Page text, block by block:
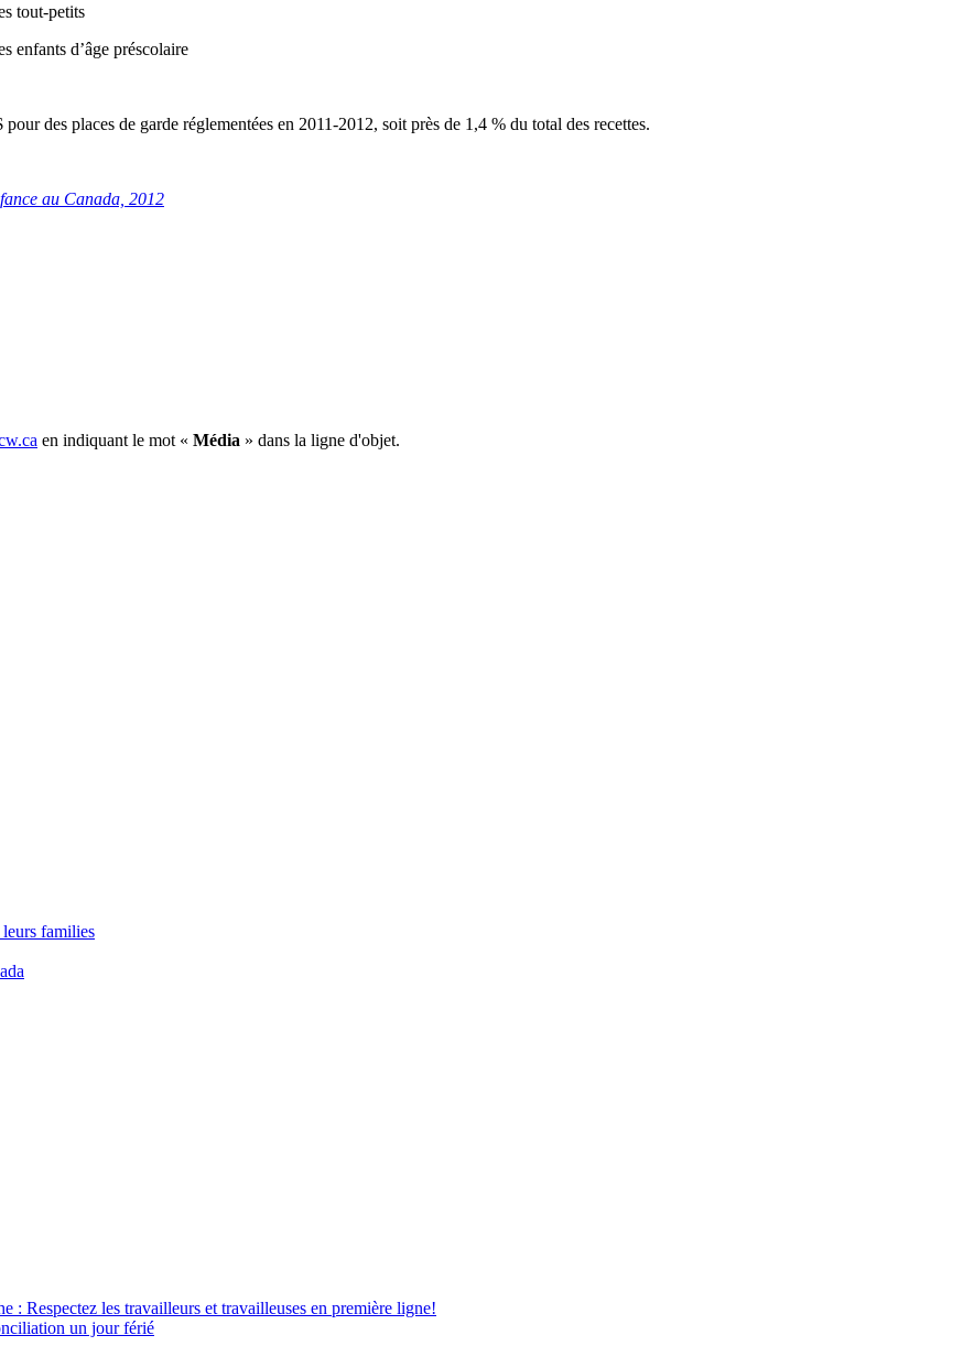
tout-petits
enfants d’âge préscolaire
des places de garde réglementées en 2011-2012, soit près de 1,4 % du total des recettes.
au Canada, 2012
en indiquant le mot « Média » dans la ligne d'objet.
families
: Respectez les travailleurs et travailleuses en première ligne!
un jour férié